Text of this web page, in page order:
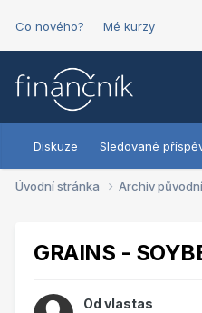
Co nového? Mé kurzy
Diskuze Sledované
Úvodní stránka Archiv
GRAINS -
Od vlastas